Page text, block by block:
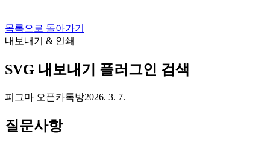
목록으로 돌아가기
내보내기 & 인쇄
SVG 내보내기 플러그인 검색
피그마 오픈카톡방2026. 3. 7.
질문사항